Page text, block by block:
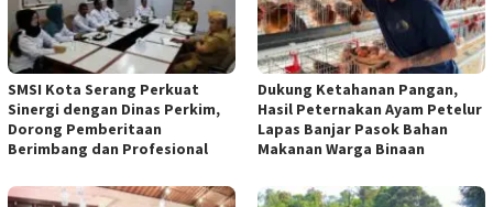
SMSI Kota Serang Perkuat
Sinergi dengan Dinas Perkim,
Dorong Pemberitaan
Berimbang dan Profesional
Dukung Ketahanan Pangan,
Hasil Peternakan Ayam Petelur
Lapas Banjar Pasok Bahan
Makanan Warga Binaan